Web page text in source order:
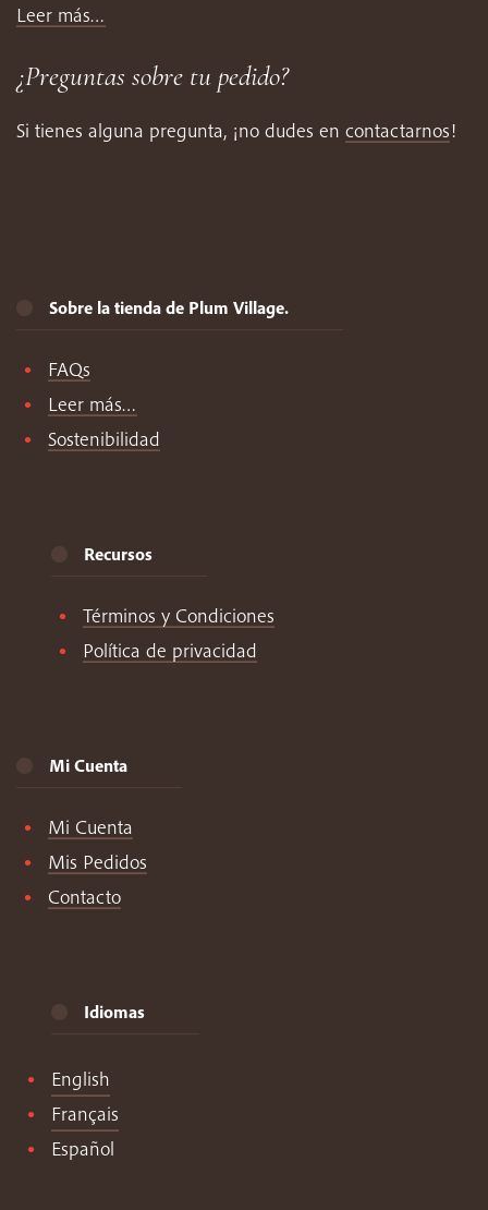
Leer más…
¿Preguntas sobre tu pedido?
Si tienes alguna pregunta, ¡no dudes en contactarnos!
Sobre la tienda de Plum Village.
FAQs
Leer más…
Sostenibilidad
Recursos
Términos y Condiciones
Política de privacidad
Mi Cuenta
Mi Cuenta
Mis Pedidos
Contacto
Idiomas
English
Français
Español